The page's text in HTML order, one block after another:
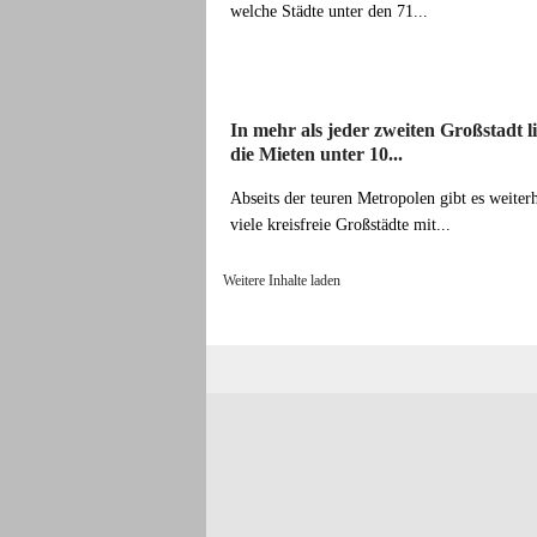
welche Städte unter den 71...
In mehr als jeder zweiten Großstadt
die Mieten unter 10...
Abseits der teuren Metropolen gibt es
viele kreisfreie Großstädte mit...
Weitere Inhalte laden